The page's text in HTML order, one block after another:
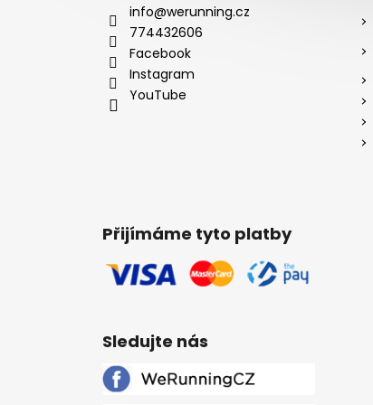
info@werunning.cz
774432606
Facebook
Instagram
YouTube
Přijímáme tyto platby
Sledujte nás